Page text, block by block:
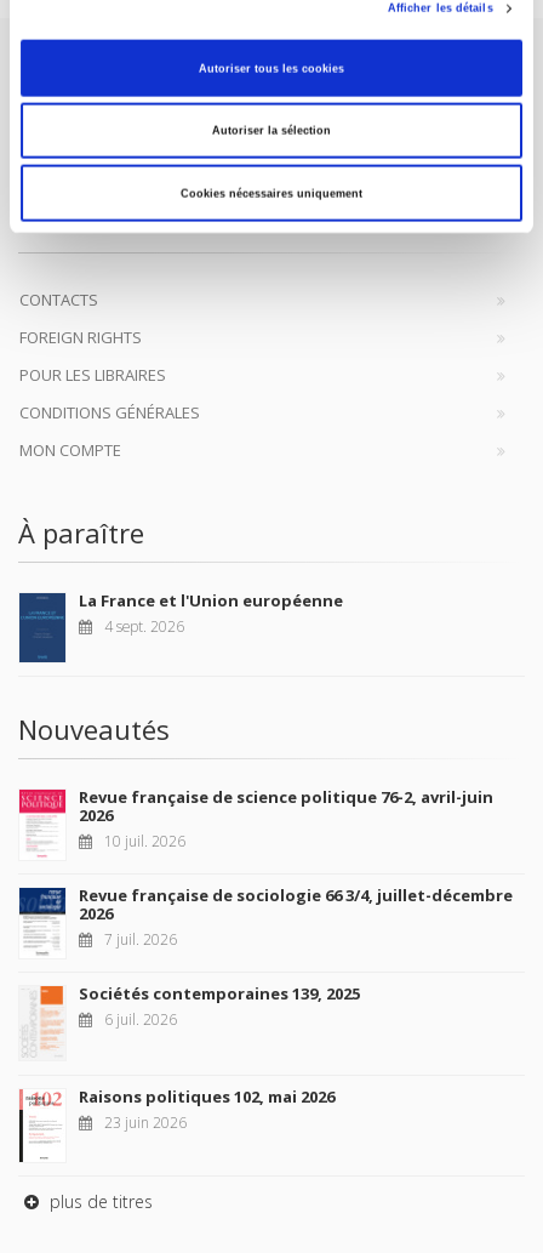
Afficher les détails
Autoriser tous les cookies
Autoriser la sélection
Cookies nécessaires uniquement
Maison d'édition dédiée aux sciences humaines et sociales, les
Presses de Sciences Po participent depuis leur création en 1976
à la transmission des savoirs et des idéescontinuer
CONTACTS
FOREIGN RIGHTS
POUR LES LIBRAIRES
CONDITIONS GÉNÉRALES
MON COMPTE
À paraître
La France et l'Union européenne
4 sept. 2026
Nouveautés
Revue française de science politique 76-2, avril-juin
2026
10 juil. 2026
Revue française de sociologie 66 3/4, juillet-décembre
2026
7 juil. 2026
Sociétés contemporaines 139, 2025
6 juil. 2026
Raisons politiques 102, mai 2026
23 juin 2026
plus de titres